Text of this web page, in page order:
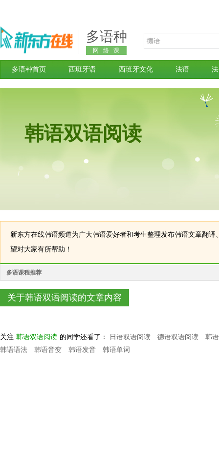
多语种
网络课
堂
多语种首页 西班牙语 西班牙文化 法语
韩语双语阅读
新东方在线韩语频道为广大韩语爱好者和考生整理发布韩语文章翻译
望对大家有所帮助！
多语课程推荐
关于韩语双语阅读的文章内容
关注 韩语双语阅读 的同学还看了： 日语双语阅读 德语双语阅读
韩
韩语语法
韩语音变 韩语发音 韩语单词